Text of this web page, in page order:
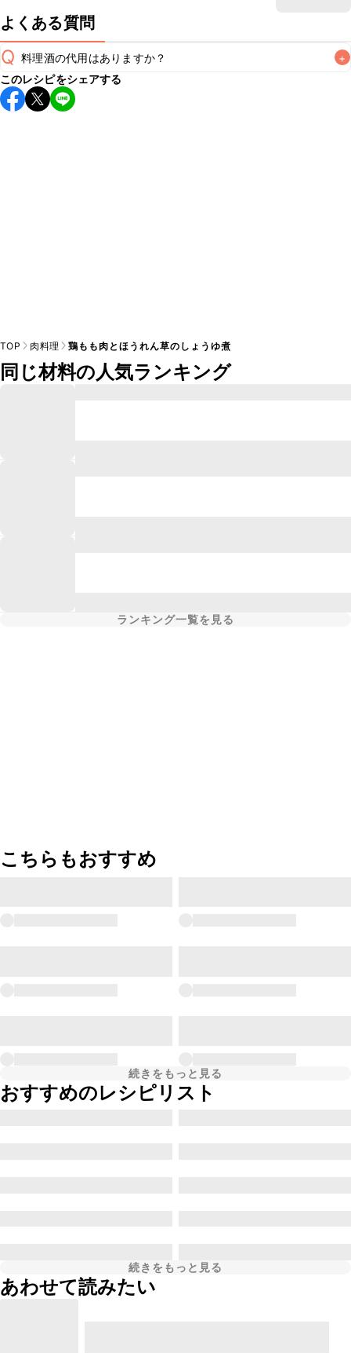
よくある質問
Q 料理酒の代用はありますか？ +
A
このレシピをシェアする
TOP 肉料理 鶏もも肉とほうれん草のしょうゆ煮
同じ材料の人気ランキング
ランキング一覧を見る
こちらもおすすめ
続きをもっと見る
おすすめのレシピリスト
続きをもっと見る
あわせて読みたい